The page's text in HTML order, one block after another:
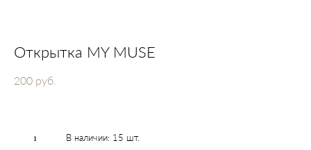
Открытка MY MUSE
200 pуб.
В наличии: 15 шт.